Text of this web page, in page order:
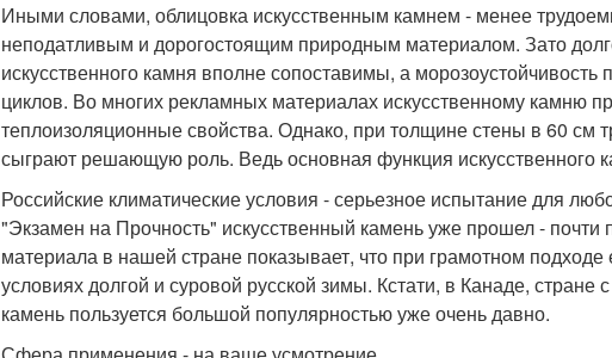
Иными словами, облицовка искусственным камнем - менее
неподатливым и дорогостоящим природным материалом. Зато
искусственного камня вполне сопоставимы, а морозоустойчивость
циклов. Во многих рекламных материалах искусственному камню
теплоизоляционные свойства. Однако, при толщине стены в 60 см
сыграют решающую роль. Ведь основная функция искусственного
Российские климатические условия - серьезное испытание для
"Экзамен на Прочность" искусственный камень уже прошел - почти
материала в нашей стране показывает, что при грамотном
условиях долгой и суровой русской зимы. Кстати, в Канаде,
камень пользуется большой популярностью уже очень давно.